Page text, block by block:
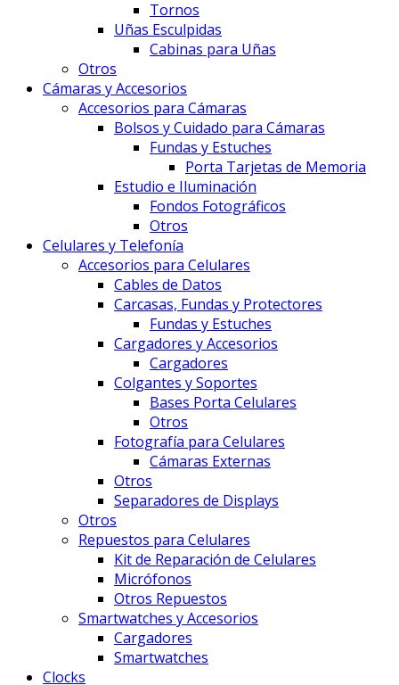
Tornos
Uñas Esculpidas
Cabinas para Uñas
Otros
Cámaras y Accesorios
Accesorios para Cámaras
Bolsos y Cuidado para Cámaras
Fundas y Estuches
Porta Tarjetas de Memoria
Estudio e Iluminación
Fondos Fotográficos
Otros
Celulares y Telefonía
Accesorios para Celulares
Cables de Datos
Carcasas, Fundas y Protectores
Fundas y Estuches
Cargadores y Accesorios
Cargadores
Colgantes y Soportes
Bases Porta Celulares
Otros
Fotografía para Celulares
Cámaras Externas
Otros
Separadores de Displays
Otros
Repuestos para Celulares
Kit de Reparación de Celulares
Micrófonos
Otros Repuestos
Smartwatches y Accesorios
Cargadores
Smartwatches
Clocks